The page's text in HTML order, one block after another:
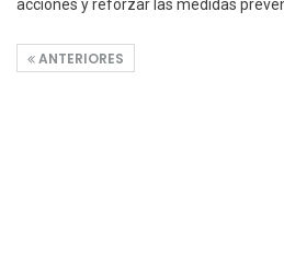
acciones y reforzar las medidas
ANTERIORES